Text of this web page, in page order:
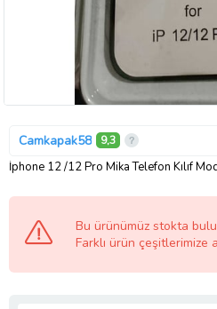
Camkapak58 9,3
İphone 12 /12 Pro Mika Telefon Kılıf
Bu ürünümüz stokta
Farklı ürün çeşitlerimize